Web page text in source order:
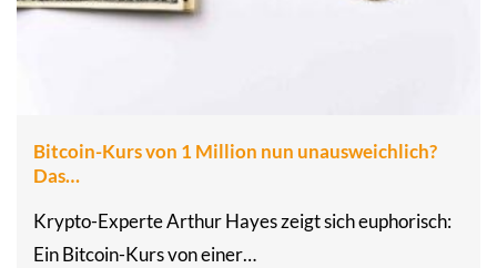
Bitcoin-Kurs von 1 Million nun unausweichlich?
Das…
Krypto-Experte Arthur Hayes zeigt sich euphorisch:
Ein Bitcoin-Kurs von einer…